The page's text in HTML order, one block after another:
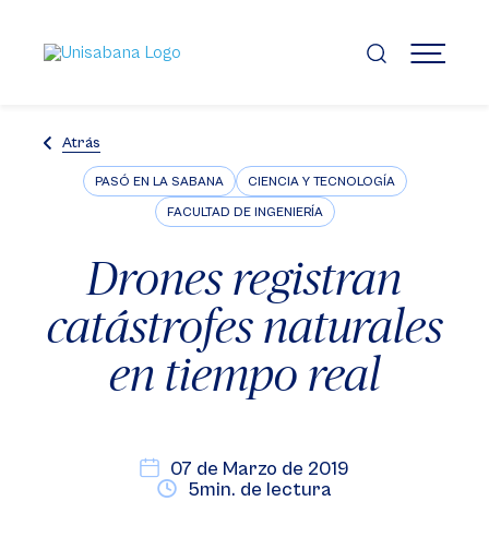
contenido
principal
MENÚ
Atrás
PASÓ EN LA SABANA CIENCIA Y TECNOLOGÍA
FACULTAD DE INGENIERÍA
Drones registran
catástrofes naturales
en tiempo real
07 de Marzo de 2019
5min. de lectura